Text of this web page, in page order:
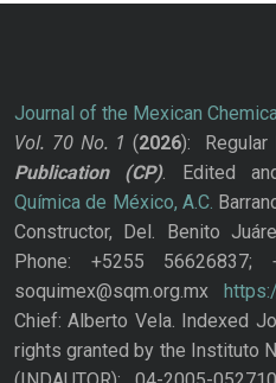
Journal of the Mexican
Vol. 70 No. 1 (2026): Regular
Publication
(CP). Edited
Química de México, A.C.
Constructor, Del. Benito
Phone: +5255 56626837;
soquimex@sqm.org.mx
Chief: Alberto Vela. Indexed
rights granted by the Instituto